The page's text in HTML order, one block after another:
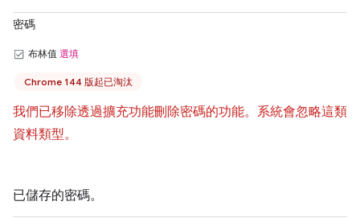
密碼
布林值 選填
Chrome 144 版起已淘汰
我們已移除透過擴充功能刪除密碼的功能。系統會忽略這類
資料類型。
已儲存的密碼。